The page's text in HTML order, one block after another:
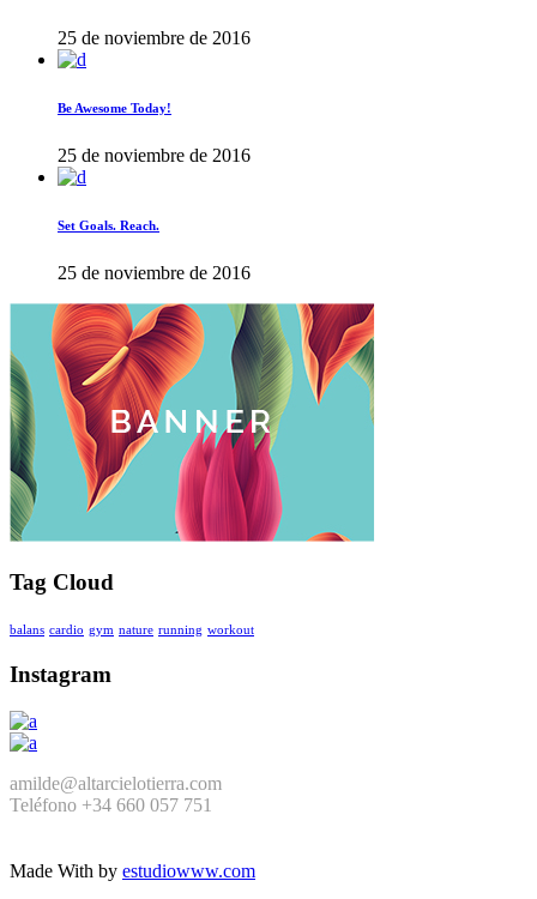
25 de noviembre de 2016
Be Awesome Today!
25 de noviembre de 2016
Set Goals. Reach.
25 de noviembre de 2016
Tag Cloud
balans cardio gym nature running workout
Instagram
amilde@altarcielotierra.com
Teléfono +34 660 057 751
Made With by estudiowww.com